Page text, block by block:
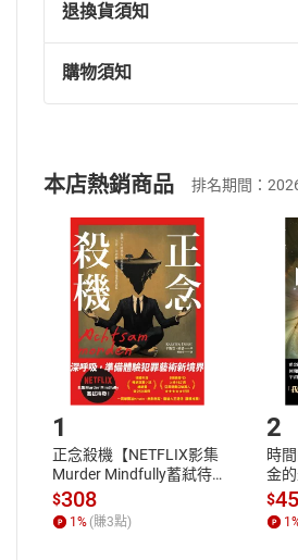
退換貨須知
退換貨規定：
(一)依消費者保護法第19
(二)消費者訂購本店鋪之
且已下載/存取電子書，不
退貨方式：您欲取消訂單
貨」，本店鋪將依您的申請
請注意，樂天市場須以整
購物須知
挑選商品
Choose
購書後，如何開始使
Step1.選擇閱讀載
本店熱銷商品 排名期間：
1
正念殺機【NETFLIX影集
Murder Mindfully蓄弒待
發】【電子書】
$308
1 % (賺3點)
2
時
金
$
1